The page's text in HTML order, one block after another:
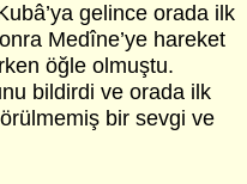
gelince orada ilk
Medîne’ye hareket
öğle olmuştu.
bildirdi ve orada ilk
bir sevgi ve